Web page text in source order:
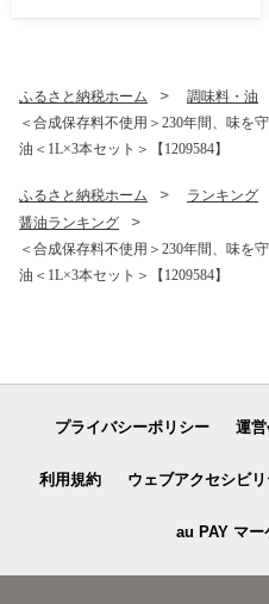
ふるさと納税ホーム 調味料・油
＜合成保存料不使用＞230年間、味を
油＜1L×3本セット＞【1209584】
ふるさと納税ホーム ランキング
醤油ランキング
＜合成保存料不使用＞230年間、味を
油＜1L×3本セット＞【1209584】
プライバシーポリシー 運
利用規約 ウェブアクセシビ
au PAY マー